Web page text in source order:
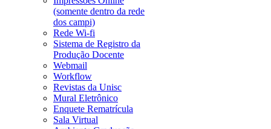
(somente dentro da rede
dos campi)
Rede Wi-fi
Sistema de Registro da
Produção Docente
Webmail
Workflow
Revistas da Unisc
Mural Eletrônico
Enquete Rematrícula
Sala Virtual